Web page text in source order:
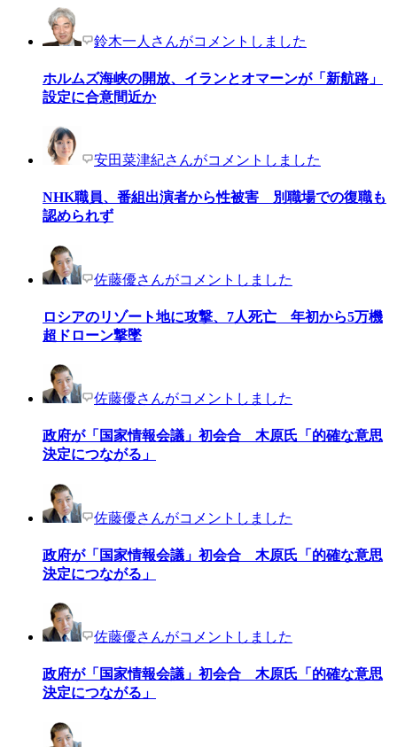
鈴木一人さんがコメントしました
ホルムズ海峡の開放、イランとオマーンが「新航路」
設定に合意間近か
安田菜津紀さんがコメントしました
NHK職員、番組出演者から性被害 別職場での復職も
認められず
佐藤優さんがコメントしました
ロシアのリゾート地に攻撃、7人死亡 年初から5万機
超ドローン撃墜
佐藤優さんがコメントしました
政府が「国家情報会議」初会合 木原氏「的確な意思
決定につながる」
佐藤優さんがコメントしました
政府が「国家情報会議」初会合 木原氏「的確な意思
決定につながる」
佐藤優さんがコメントしました
政府が「国家情報会議」初会合 木原氏「的確な意思
決定につながる」